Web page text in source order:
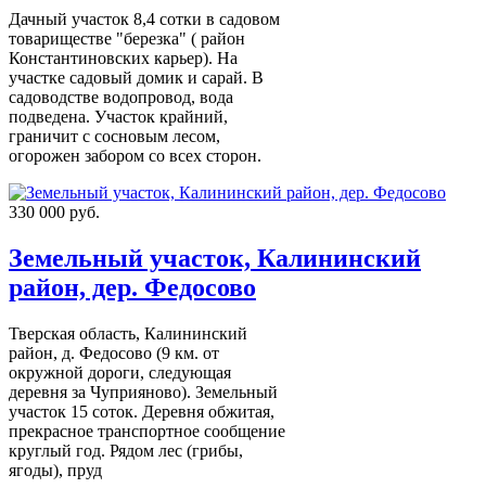
Дачный участок 8,4 сотки в садовом
товариществе "березка" ( район
Константиновских карьер). На
участке садовый домик и сарай. В
садоводстве водопровод, вода
подведена. Участок крайний,
граничит с сосновым лесом,
огорожен забором со всех сторон.
330 000 руб.
Земельный участок, Калининский
район, дер. Федосово
Тверская область, Калининский
район, д. Федосово (9 км. от
окружной дороги, следующая
деревня за Чуприяново). Земельный
участок 15 соток. Деревня обжитая,
прекрасное транспортное сообщение
круглый год. Рядом лес (грибы,
ягоды), пруд